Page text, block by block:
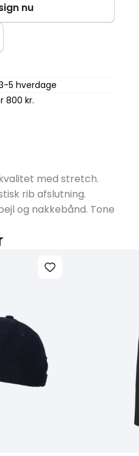
nu
5 hverdage
800 kr.
med stretch.
rib afslutning.
og nakkebånd. Tone